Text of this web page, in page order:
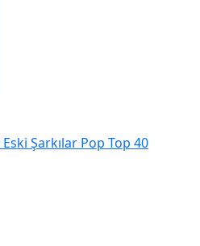
Eski Şarkılar Pop Top 40